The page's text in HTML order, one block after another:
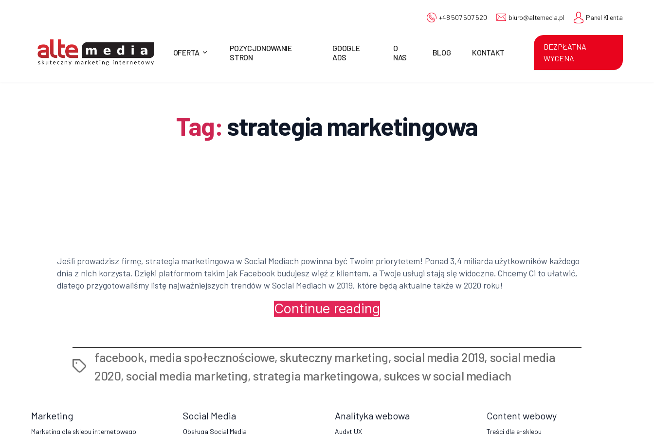
+48 507 507 520 biuro@altemedia.pl Panel Klienta
OFERTA
POZYCJONOWANIE
STRON
GOOGLE
ADS
O
NAS
BLOG KONTAKT
BEZPŁATNA
WYCENA
Tag: strategia marketingowa
Jeśli prowadzisz firmę, strategia marketingowa w Social Mediach powinna być Twoim priorytetem! Ponad 3,4 miliarda użytkowników każdego
dnia z nich korzysta. Dzięki platformom takim jak Facebook budujesz więź z klientem, a Twoje usługi stają się widoczne. Chcemy Ci to ułatwić,
dlatego przygotowaliśmy listę najważniejszych trendów w Social Mediach w 2019, które będą aktualne także w 2020 roku!
Continue reading
Media
–
nasze
podsumowanie!”
Tags
facebook, media społecznościowe, skuteczny marketing, social media 2019, social media
2020, social media marketing, strategia marketingowa, sukces w social mediach
Marketing
Marketing dla sklepu internetowego
Social Media
Obsługa Social Media
Analityka webowa
Audyt UX
Content webowy
Treści dla e-sklepu